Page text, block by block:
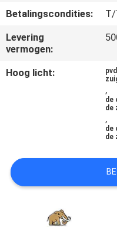
GEVALLEN
POLICY
Betalingscondities:
T/
Levering
vermogen:
Hoog licht:
,
de
de
,
de
de